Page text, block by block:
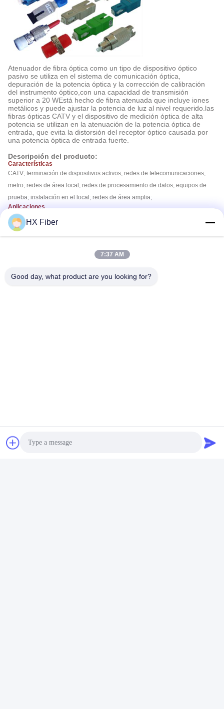
Atenuador de fibra óptica como un tipo de dispositivo óptico
pasivo se utiliza en el sistema de comunicación óptica,
depuración de la potencia óptica y la corrección de calibración
del instrumento óptico,con una capacidad de transmisión
superior a 20 WEstá hecho de fibra atenuada que incluye iones
metálicos y puede ajustar la potencia de luz al nivel requerido.las
fibras ópticas CATV y el dispositivo de medición óptica de alta
potencia se utilizan en la atenuación de la potencia óptica de
entrada, que evita la distorsión del receptor óptico causada por
una potencia óptica de entrada fuerte.
Descripción del producto:
Características
CATV; terminación de dispositivos activos; redes de telecomunicaciones;
metro; redes de área local; redes de procesamiento de datos; equipos de
prueba; instalación en el local; redes de área amplia;
Aplicaciones
--- Compatible con Bellcore
--- Independiente de la longitud de onda (DWDM)
HX Fiber
7:37 AM
Good day, what product are you looking for?